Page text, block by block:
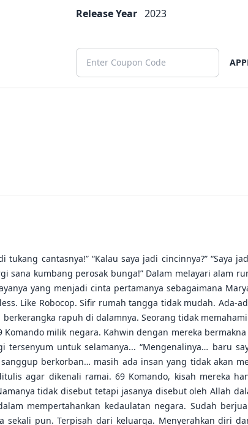
Release Year 2023
tukang cantasnya!” “Kalau saya jadi cincinnya?” “Saya
sana kumbang perosak bunga!” Dalam melayari alam
yang menjadi cinta pertamanya sebagaimana
Like Robocop. Sifir rumah tangga tidak mudah. Ada-
rapuh di dalamnya. Seorang tidak
Komando milik negara. Kahwin dengan mereka
tersenyum untuk selamanya... “Mengenalinya… baru
berkorban… masih ada insan yang tidak akan
agar dikenali ramai. 69 Komando, kisah mereka
tidak disebut tetapi jasanya disebut oleh Allah
mempertahankan kedaulatan negara. Sudah
sekali pun. Terpisah dari keluarga. Menyerahkan diri